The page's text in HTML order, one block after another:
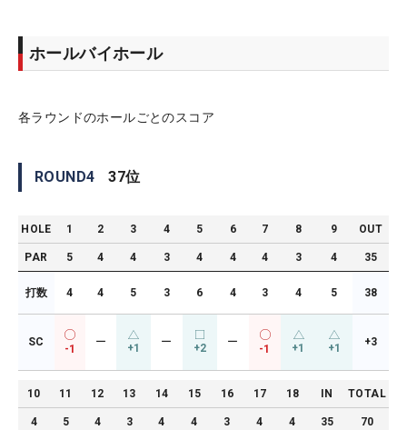
ホールバイホール
各ラウンドのホールごとのスコア
ROUND4 37位
HOLE 1 2 3 4 5 6 7 8 9 OUT
PAR 5 4 4 3 4 4 4 3 4 35
打数 4 4 5 3 6 4 3 4 5 38
SC
-1
ー +1 ー +2 ー
-1 +1 +1 +3
10 11 12 13 14 15 16 17 18 IN TOTAL
4 5 4 3 4 4 3 4 4 35 70